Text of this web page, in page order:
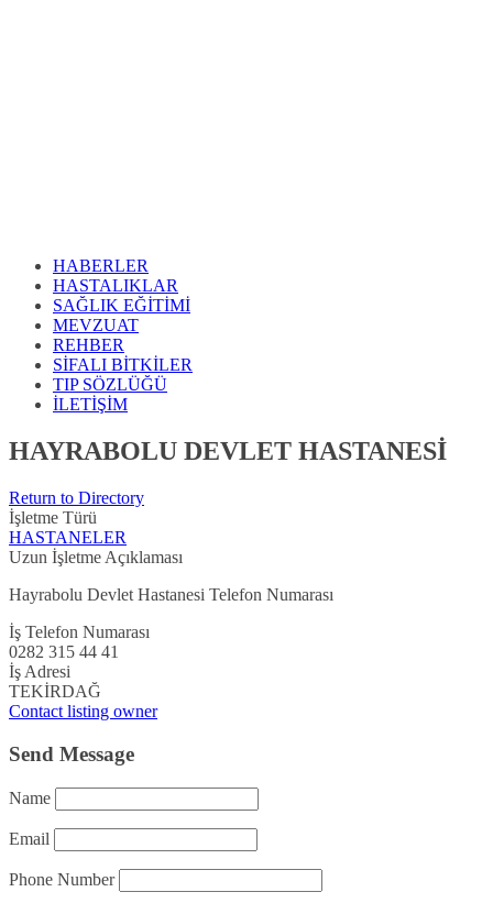
HABERLER
HASTALIKLAR
SAĞLIK EĞİTİMİ
MEVZUAT
REHBER
SİFALI BİTKİLER
TIP SÖZLÜĞÜ
İLETİŞİM
HAYRABOLU DEVLET HASTANESİ
Return to Directory
İşletme Türü
HASTANELER
Uzun İşletme Açıklaması
Hayrabolu Devlet Hastanesi Telefon Numarası
İş Telefon Numarası
0282 315 44 41
İş Adresi
TEKİRDAĞ
Contact listing owner
Send Message
Name
Email
Phone Number